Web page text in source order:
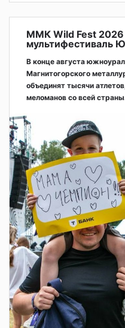
ММК Wild Fest 2026
мультифестиваль
В конце августа
Магнитогорского
объединят тысячи
меломанов со всей